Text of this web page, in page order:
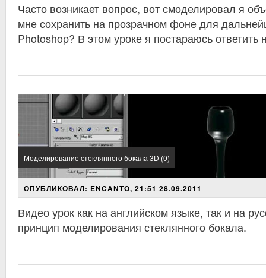
Часто возникает вопрос, вот смоделировал я
мне сохранить на прозрачном фоне для
Photoshop? В этом уроке я постараюсь
Моделирование стеклянного бокала 3D (0)
ОПУБЛИКОВАЛ: ENCANTO, 21:51 28.09.2011
Видео урок как на английском языке, так и на
принцип моделирования стеклянного бокала.